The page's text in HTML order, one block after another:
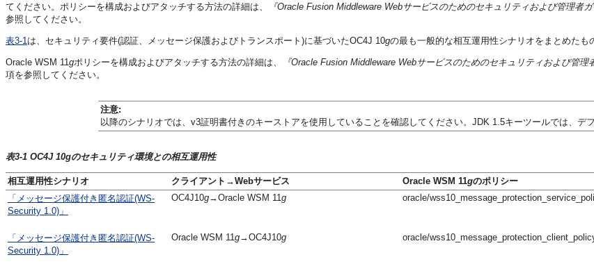
てください。ポリシーを構成およびアタッチする方法の詳細は、
『Oracle Fusion Middleware Webサービスのためのセキュリティおよび管理者ガ
参照してください。
表3-1 は、セキュリティ要件(認証、メッセージ保護およびトランスポート)に基づいたOC4J 10gの最も一般的な相互運用性シナリオをまとめたも
Oracle WSM 11gポリシーを構成およびアタッチする方法の詳細は、 『Oracle Fusion Middleware Webサービスのためのセキュリティおよび管理
項を参照してください。
注意:
以降のシナリオでは、v3証明書付きのキーストアを使用していることを確認してください。JDK 1.5キーツールでは、デ
表3-1 OC4J 10gのセキュリティ環境との相互運用性
相互運用性シナリオ クライアント→Webサービス Oracle WSM 11gのポリシー
「メッセージ保護付き匿名認証(WS-
Security 1.0)」
OC4J10g→Oracle WSM 11g oracle/
「メッセージ保護付き匿名認証(WS-
Security 1.0)」
Oracle WSM 11g→OC4J10g oracle/